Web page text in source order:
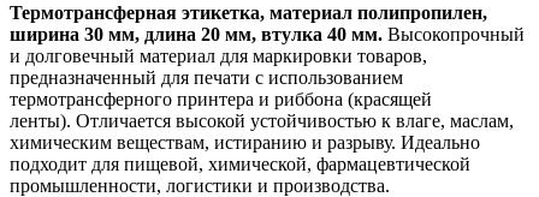
Термотрансферная этикетка, материал полипропилен,
ширина 30 мм, длина 20 мм, втулка 40 мм. Высокопрочный
и долговечный материал для маркировки товаров,
предназначенный для печати с использованием
термотрансферного принтера и риббона (красящей
ленты). Отличается высокой устойчивостью к влаге, маслам,
химическим веществам, истиранию и разрыву. Идеально
подходит для пищевой, химической, фармацевтической
промышленности, логистики и производства.